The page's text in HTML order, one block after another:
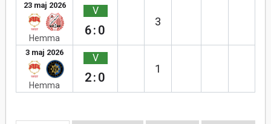
23 maj 2026
Hemma
V
6:0
3
3 maj 2026
Hemma
V
2:0
1